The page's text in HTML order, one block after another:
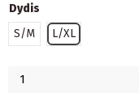
Dydis
S/M
L/XL